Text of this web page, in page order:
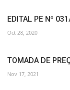
EDITAL PE Nº
Oct 28, 2020
TOMADA DE
Nov 17, 2021